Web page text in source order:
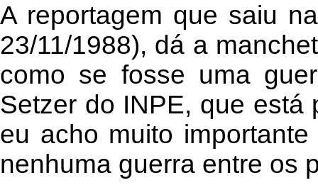
A reportagem que saiu
23/11/1988), dá a
como se fosse uma
Setzer do INPE, que está
eu acho muito
nenhuma guerra entre os